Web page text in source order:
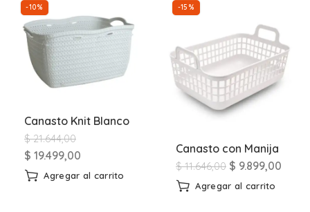
-10%
Canasto Knit Blanco
$21.644,00
$ 19.499,00
Agregar al carrito
-15%
Canasto con Manija
$11.646,00 $ 9.899,00
Agregar al carrito